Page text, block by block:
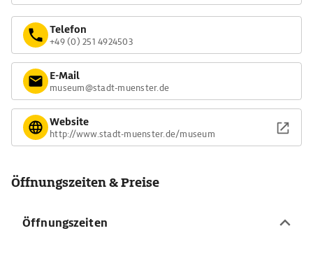
Telefon
+49 (0) 251 4924503
E-Mail
museum@stadt-muenster.de
Website
http://www.stadt-muenster.de/museum
Öffnungszeiten & Preise
Öffnungszeiten